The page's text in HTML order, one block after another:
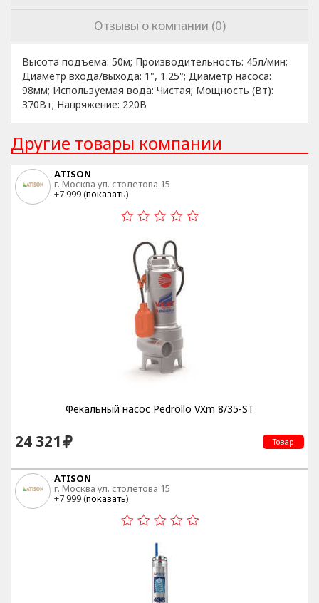
Отзывы о компании (0)
Высота подъема: 50м; Производительность: 45л/мин;
Диаметр входа/выхода: 1", 1.25"; Диаметр насоса:
98мм; Используемая вода: Чистая; Мощность (Вт):
370Вт; Напряжение: 220В
Другие товары компании
ATISON
г. Москва ул. столетова 15
+7 999 (показать)
Фекальный насос Pedrollo VXm 8/35-ST
24 321 Товар
ATISON
г. Москва ул. столетова 15
+7 999 (показать)